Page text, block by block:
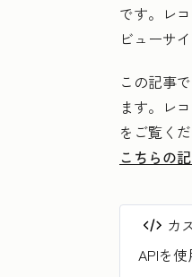
です。レ
ビューサ
この記事
ます。レ
をご覧く
こちらの
カ
APIを